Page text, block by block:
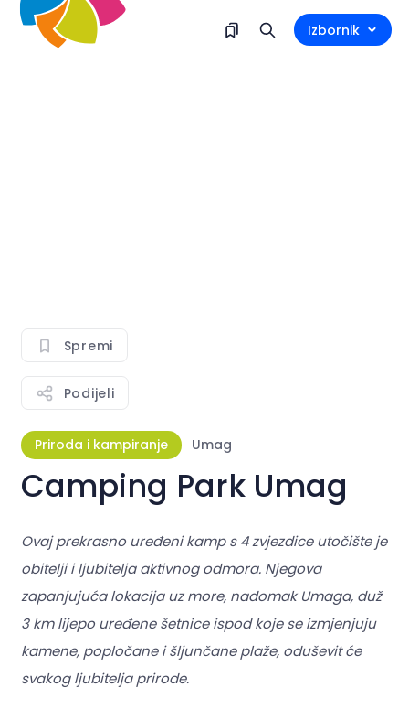
Izbornik
Spremi
Podijeli
Priroda i kampiranje Umag
Camping Park Umag
Ovaj prekrasno uređeni kamp s 4 zvjezdice utočište je
obitelji i ljubitelja aktivnog odmora. Njegova
zapanjujuća lokacija uz more, nadomak Umaga, duž
3 km lijepo uređene šetnice ispod koje se izmjenjuju
kamene, popločane i šljunčane plaže, oduševit će
svakog ljubitelja prirode.